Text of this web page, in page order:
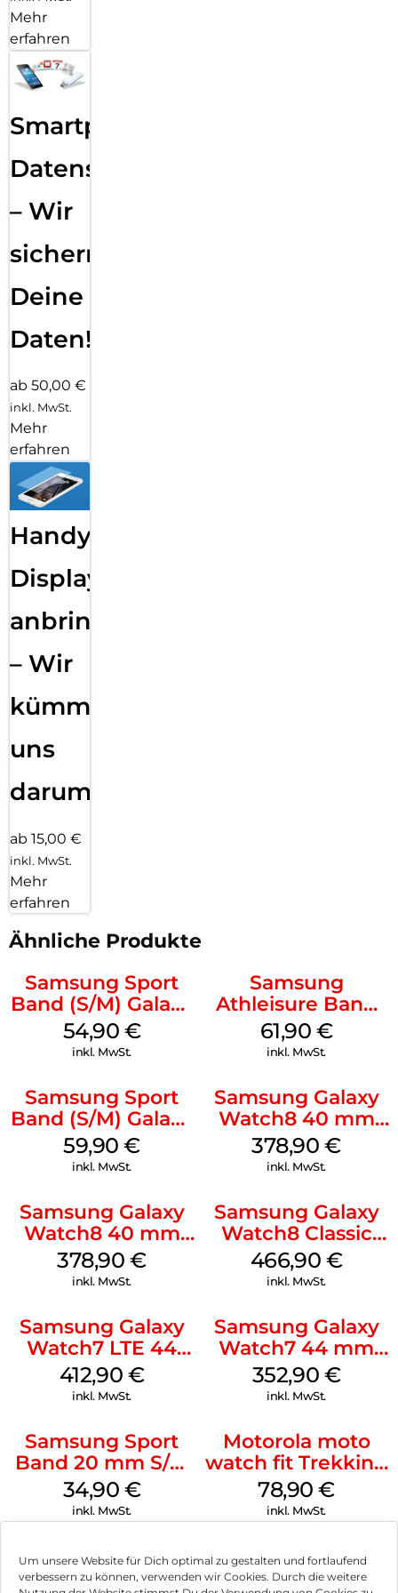
Um unsere Website für Dich optimal zu gestalten und fortlaufend
verbessern zu können, verwenden wir Cookies. Durch die weitere
Mehr
erfahren
Smartphone
Datensicherung
– Wir
sichern
Deine
Daten!
ab 50,00 €
inkl. MwSt.
Mehr
erfahren
Handy
Displayfolie
anbringen
– Wir
kümmern
uns
darum!
ab 15,00 €
inkl. MwSt.
Mehr
erfahren
Ähnliche Produkte
Samsung Sport
Band (S/M) Galaxy
Watch8/Watch8
Classic Graphite
54,90 €
inkl. MwSt.
Samsung
Athleisure Band
(M/L) Galaxy
Watch8/Watch8
61,90 €
inkl. MwSt.
Samsung Sport
Band (S/M) Galaxy
Watch8/Watch8
Classic White
59,90€
inkl. MwSt.
Samsung Galaxy
Watch8 40 mm
Graphite
378,90€
inkl. MwSt.
Samsung Galaxy
Watch8 40 mm
Silver
378,90€
inkl. MwSt.
Samsung Galaxy
Watch8 Classic
White
466,90 €
inkl. MwSt.
Samsung Galaxy
Watch7 LTE 44
mm Silver
412,90 €
inkl. MwSt.
Samsung Galaxy
Watch7 44 mm
Silver
352,90 €
inkl. MwSt.
Samsung Sport
Band 20 mm S/M
Galaxy Watch4
Serie Graphite
34,90 €
inkl. MwSt.
Motorola moto
watch fit Trekking
Green
78,90€
inkl. MwSt.